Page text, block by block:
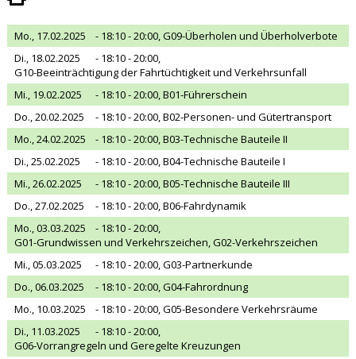
Mo., 17.02.2025 - 18:10 - 20:00,G09-Überholen und Überholverbote
Di., 18.02.2025
- 18:10 - 20:00,
G10-Beeinträchtigung der Fahrtüchtigkeit und Verkehrsunfall
Mi., 19.02.2025
- 18:10 - 20:00,B01-Führerschein
Do., 20.02.2025
- 18:10 - 20:00,B02-Personen- und Gütertransport
Mo., 24.02.2025
- 18:10 - 20:00,B03-Technische Bauteile II
Di., 25.02.2025
- 18:10 - 20:00,B04-Technische Bauteile I
Mi., 26.02.2025
- 18:10 - 20:00,B05-Technische Bauteile III
Do., 27.02.2025
- 18:10 - 20:00,B06-Fahrdynamik
Mo., 03.03.2025
- 18:10 - 20:00,
G01-Grundwissen und Verkehrszeichen, G02-Verkehrszeichen
Mi., 05.03.2025
- 18:10 - 20:00,G03-Partnerkunde
Do., 06.03.2025
- 18:10 - 20:00,G04-Fahrordnung
Mo., 10.03.2025
- 18:10 - 20:00,G05-Besondere Verkehrsräume
Di., 11.03.2025
- 18:10 - 20:00,
G06-Vorrangregeln und Geregelte Kreuzungen